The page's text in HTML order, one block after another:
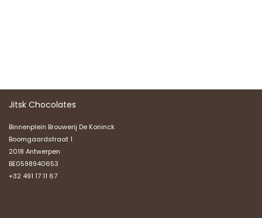
Jitsk Chocolates
Binnenplein Brouwerij De Koninck
Boomgaardstraat 1
2018 Antwerpen
BE0598940653
+32 491 17 11 67